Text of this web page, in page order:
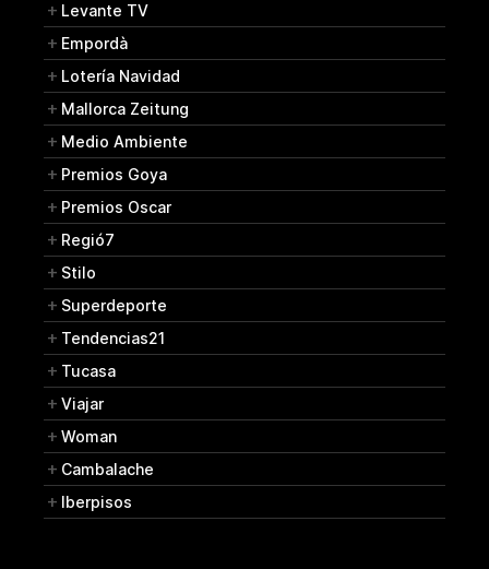
Levante TV
Empordà
Lotería Navidad
Mallorca Zeitung
Medio Ambiente
Premios Goya
Premios Oscar
Regió7
Stilo
Superdeporte
Tendencias21
Tucasa
Viajar
Woman
Cambalache
Iberpisos